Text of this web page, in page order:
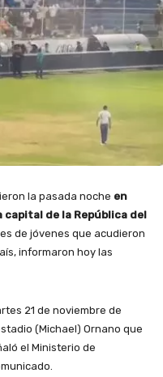
la pasada noche en
capital de la República del
de jóvenes que acudieron
informaron hoy las
21 de noviembre de
(Michael) Ornano que
el Ministerio de